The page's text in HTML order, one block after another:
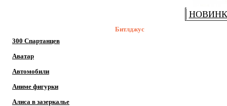
300 Спартанцев
Аватар
Автомобили
Аниме фигурки
Алиса в зазеркалье
Битлджус